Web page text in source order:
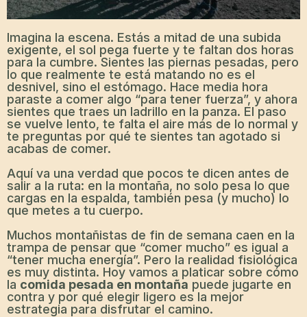
Imagina la escena. Estás a mitad de una subida
exigente, el sol pega fuerte y te faltan dos horas
para la cumbre. Sientes las piernas pesadas, pero
lo que realmente te está matando no es el
desnivel, sino el estómago. Hace media hora
paraste a comer algo “para tener fuerza”, y ahora
sientes que traes un ladrillo en la panza. El paso
se vuelve lento, te falta el aire más de lo normal y
te preguntas por qué te sientes tan agotado si
acabas de comer.
Aquí va una verdad que pocos te dicen antes de
salir a la ruta: en la montaña, no solo pesa lo que
cargas en la espalda, también pesa (y mucho) lo
que metes a tu cuerpo.
Muchos montañistas de fin de semana caen en la
trampa de pensar que “comer mucho” es igual a
“tener mucha energía”. Pero la realidad fisiológica
es muy distinta. Hoy vamos a platicar sobre cómo
la comida pesada en montaña puede jugarte en
contra y por qué elegir ligero es la mejor
estrategia para disfrutar el camino.